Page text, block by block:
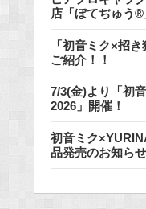
店「ぼてぢゅう®
「初音ミク×招
ご紹介！！
7/3(金)より「初
2026」開催！
初音ミク
品発売のお知らせ